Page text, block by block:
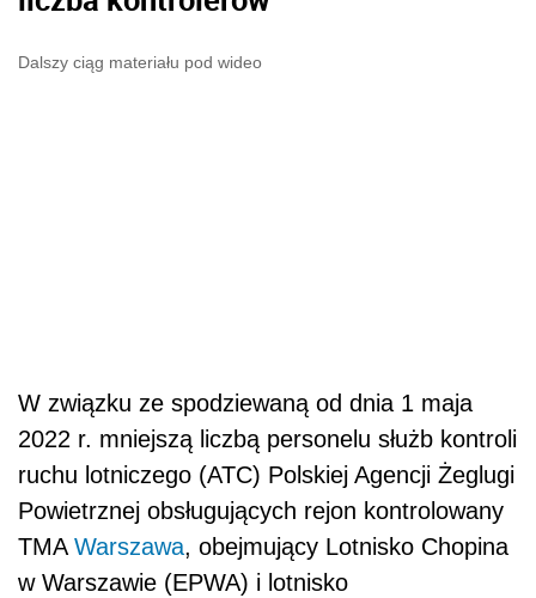
Dalszy ciąg materiału pod wideo
W związku ze spodziewaną od dnia 1 maja
2022 r. mniejszą liczbą personelu służb kontroli
ruchu lotniczego (ATC) Polskiej Agencji Żeglugi
Powietrznej obsługujących rejon kontrolowany
TMA Warszawa, obejmujący Lotnisko Chopina
w Warszawie (EPWA) i lotnisko